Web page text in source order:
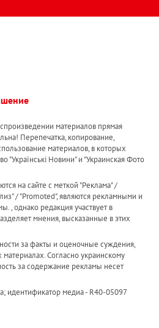
материалов прямая
Перепечатка, копирование,
материалов, в которых
"Українськi Новини" и "Украинская Фото
на сайте с меткой "Реклама" /
/ "Promoted", являются рекламными и
, однако редакция участвует в
мнения, высказанные в этих
за факты и оценочные суждения,
Согласно украинскому
за содержание рекламы несет
идентификатор медиа - R40-05097